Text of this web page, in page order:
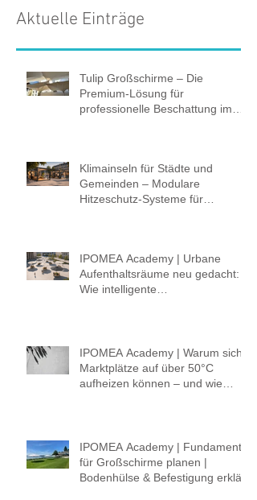
Aktuelle Einträge
Tulip Großschirme – Die
Premium-Lösung für
professionelle Beschattung im
Klimainseln für Städte und
Gemeinden – Modulare
Hitzeschutz-Systeme für
IPOMEA Academy | Urbane
Aufenthaltsräume neu gedacht:
Wie intelligente
IPOMEA Academy | Warum sich
Marktplätze auf über 50°C
aufheizen können – und wie
IPOMEA Academy | Fundament
für Großschirme planen |
Bodenhülse & Befestigung erklärt